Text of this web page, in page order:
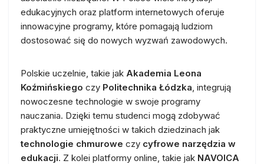
edukacyjnych oraz platform internetowych oferuje
innowacyjne programy, które pomagają ludziom
dostosować się do nowych wyzwań zawodowych.
Polskie uczelnie, takie jak Akademia Leona
Koźmińskiego czy Politechnika Łódzka, integrują
nowoczesne technologie w swoje programy
nauczania. Dzięki temu studenci mogą zdobywać
praktyczne umiejętności w takich dziedzinach jak
technologie chmurowe czy cyfrowe narzędzia w
edukacji. Z kolei platformy online, takie jak NAVOICA